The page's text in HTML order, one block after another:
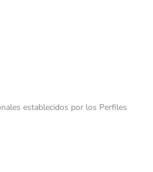
establecidos por los Perfiles